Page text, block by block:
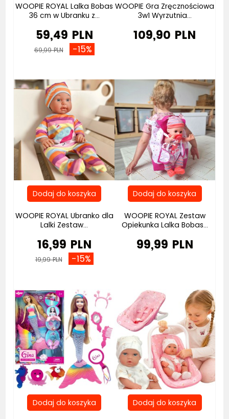
WOOPIE ROYAL Lalka Bobas
36 cm w Ubranku z...
59,49 PLN
69,99 PLN -15%
WOOPIE Gra Zręcznościowa
3w1 Wyrzutnia...
109,90 PLN
WOOPIE ROYAL Ubranko dla
Lalki Zestaw...
16,99 PLN
19,99 PLN -15%
WOOPIE ROYAL Zestaw
Opiekunka Lalka Bobas...
99,99 PLN